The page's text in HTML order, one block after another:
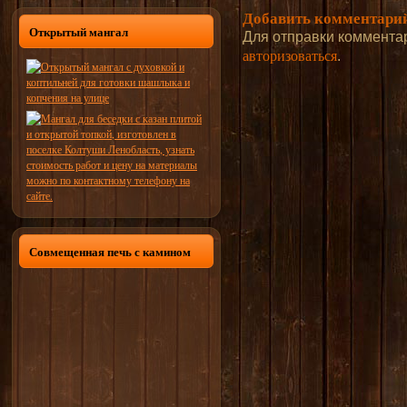
Открытый мангал
Совмещенная печь с камином
Добавить
Для отправки
авторизоваться.